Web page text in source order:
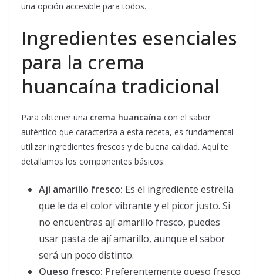
una opción accesible para todos.
Ingredientes esenciales
para la crema
huancaína tradicional
Para obtener una crema huancaína con el sabor
auténtico que caracteriza a esta receta, es fundamental
utilizar ingredientes frescos y de buena calidad. Aquí te
detallamos los componentes básicos:
Ají amarillo fresco: Es el ingrediente estrella
que le da el color vibrante y el picor justo. Si
no encuentras ají amarillo fresco, puedes
usar pasta de ají amarillo, aunque el sabor
será un poco distinto.
Queso fresco: Preferentemente queso fresco